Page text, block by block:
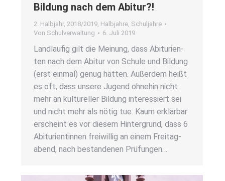
Bil­dung nach dem Abitur?!
2. Halbjahr, 2018/2019 Halbjahre Schuljahre
Von Schulverwaltung 6. Juli 2019
Land­läu­fig gilt die Mei­nung, dass Abitu­ri­en­
ten nach dem Abitur von Schu­le und Bil­dung
(erst ein­mal) genug hät­ten. Außer­dem heißt
es oft, dass unse­re Jugend ohne­hin nicht
mehr an kul­tu­rel­ler Bil­dung inter­es­siert sei
und nicht mehr als nötig tue. Kaum erklär­bar
erscheint es vor die­sem Hin­ter­grund, dass 6
Abitu­ri­en­tin­nen frei­wil­lig an einem Frei­tag­
abend, nach bestan­de­nen Prü­fun­gen…